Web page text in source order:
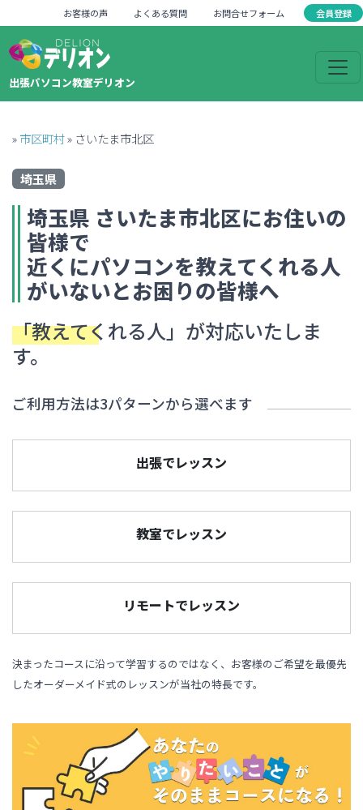
お客様の声 よくある質問 お問合せフォーム 会員登録
出張パソコン教室デリオン
»市区町村» さいたま市北区
埼玉県
埼玉県 さいたま市北区にお住いの
皆様で
近くにパソコンを教えてくれる人
がいないとお困りの皆様へ
「教えてくれる人」 が対応いたしま
す。
ご利用方法は3パターンから選べます
出張でレッスン
教室でレッスン
リモートでレッスン
決まったコースに沿って学習するのではなく、お客様のご希望を最優先
したオーダーメイド式のレッスンが当社の特長です。